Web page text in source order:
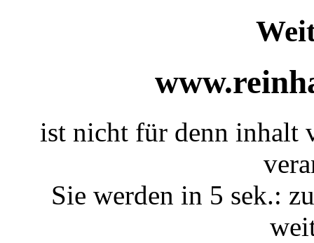
ist nicht für denn inhalt
Sie werden in 5 sek.: